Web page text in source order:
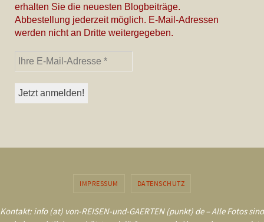
erhalten Sie die neuesten Blogbeiträge.
Abbestellung jederzeit möglich. E-Mail-Adressen
werden nicht an Dritte weitergegeben.
IMPRESSUM DATENSCHUTZ
Kontakt: info (at) von-REISEN-und-GAERTEN (punkt) de – Alle Fotos sind